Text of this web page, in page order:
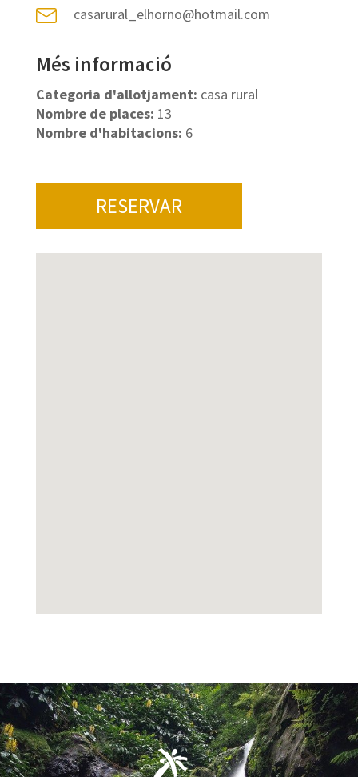
casarural_elhorno@hotmail.com
Més informació
Categoria d'allotjament: casa rural
Nombre de places: 13
Nombre d'habitacions: 6
RESERVAR